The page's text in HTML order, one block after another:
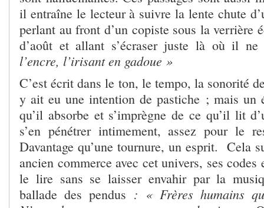
il entraîne le lecteur à suivre la lente chute
perlant au front d’un copiste sous la verrière
d’août et allant s’écraser juste là où il
l’encre, l’irisant en gadoue »
C’est écrit dans le ton, le tempo, la sonorité
y ait eu une intention de pastiche ; mais un
qu’il absorbe et s’imprègne de ce qu’il lit
s’en pénétrer intimement, assez pour le
Davantage qu’une tournure, un esprit. Cela
ancien commerce avec cet univers, ses
le lire sans se laisser envahir par la
ballade des pendus : « Frères humains